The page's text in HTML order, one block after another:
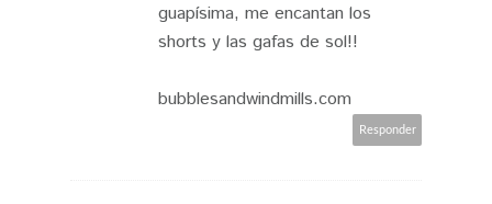
guapísima, me encantan los
shorts y las gafas de sol!!
bubblesandwindmills.com
Responder